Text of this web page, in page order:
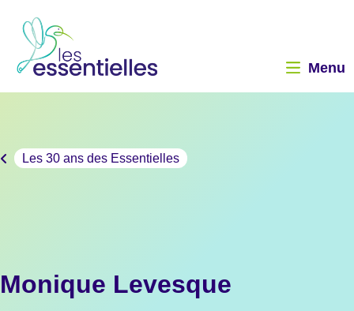
Les 30 ans des Essentielles
Monique Levesque